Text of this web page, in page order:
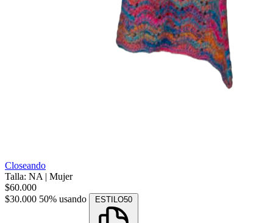
Closeando
Talla: NA | Mujer
$60.000
$30.000 50% usando ESTILO50